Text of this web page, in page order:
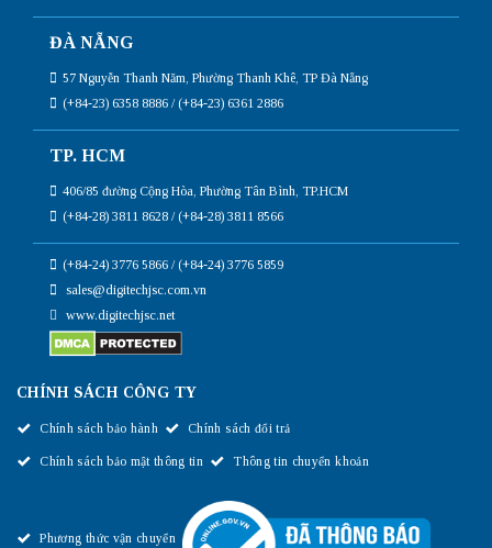
ĐÀ NẴNG
57 Nguyễn Thanh Năm, Phường Thanh Khê, TP Đà Nẵng
(+84-23) 6358 8886 / (+84-23) 6361 2886
TP. HCM
406/85 đường Cộng Hòa, Phường Tân Bình, TP.HCM
(+84-28) 3811 8628 / (+84-28) 3811 8566
(+84-24) 3776 5866 / (+84-24) 3776 5859
sales@digitechjsc.com.vn
www.digitechjsc.net
CHÍNH SÁCH CÔNG TY
Chính sách bảo hành Chính sách đổi trả
Chính sách bảo mật thông tin Thông tin chuyển khoản
Phương thức vận chuyển